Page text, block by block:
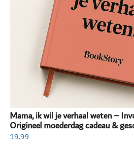
Mama, ik wil je verhaal weten –
Origineel moederdag cadeau &
invulboek volwassenen
19.99